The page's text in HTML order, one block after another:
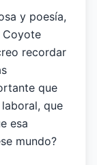
y poesía,
Coyote
recordar
que
que
esa
mundo?